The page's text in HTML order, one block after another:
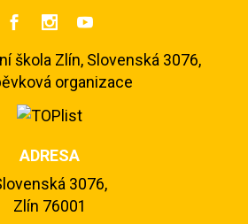
  
škola Zlín, Slovenská 3076,
organizace
ADRESA
3076,
Zlín 76001